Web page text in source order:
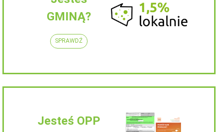
GMINĄ?
SPRAWDŹ
Jesteś OPP